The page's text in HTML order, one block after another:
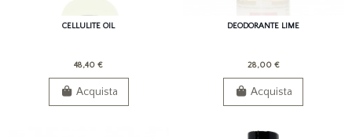
CELLULITE OIL
48,40 €
Acquista
DEODORANTE LIME
28,00 €
Acquista